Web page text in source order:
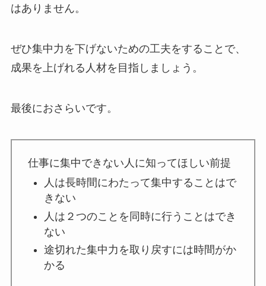
はありません。
ぜひ集中力を下げないための工夫をすることで、
成果を上げれる人材を目指しましょう。
最後におさらいです。
仕事に集中できない人に知ってほしい前提
人は長時間にわたって集中することはで
きない
人は２つのことを同時に行うことはでき
ない
途切れた集中力を取り戻すには時間がか
かる